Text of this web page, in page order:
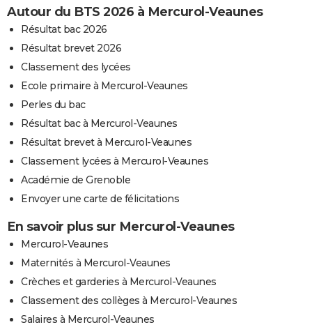
Autour du BTS 2026 à Mercurol-Veaunes
Résultat bac 2026
Résultat brevet 2026
Classement des lycées
Ecole primaire à Mercurol-Veaunes
Perles du bac
Résultat bac à Mercurol-Veaunes
Résultat brevet à Mercurol-Veaunes
Classement lycées à Mercurol-Veaunes
Académie de Grenoble
Envoyer une carte de félicitations
En savoir plus sur Mercurol-Veaunes
Mercurol-Veaunes
Maternités à Mercurol-Veaunes
Crèches et garderies à Mercurol-Veaunes
Classement des collèges à Mercurol-Veaunes
Salaires à Mercurol-Veaunes